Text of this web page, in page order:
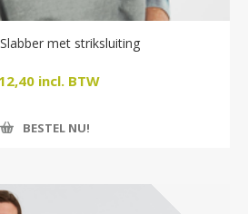
met striksluiting
incl. BTW
BESTEL NU!